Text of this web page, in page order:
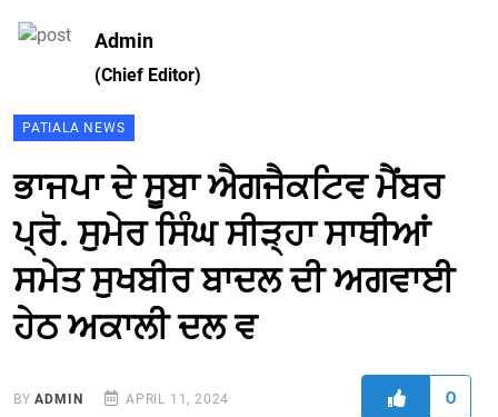
Admin
(Chief Editor)
PATIALA NEWS
ਭਾਜਪਾ ਦੇ ਸੂਬਾ ਐਗਜੈਕਟਿਵ ਮੈਂਬਰ
ਪ੍ਰੋ. ਸੁਮੇਰ ਸਿੰਘ ਸੀੜ੍ਹਾ ਸਾਥੀਆਂ
ਸਮੇਤ ਸੁਖਬੀਰ ਬਾਦਲ ਦੀ ਅਗਵਾਈ
ਹੇਠ ਅਕਾਲੀ ਦਲ ਵ
BYADMIN APRIL 11, 2024 0